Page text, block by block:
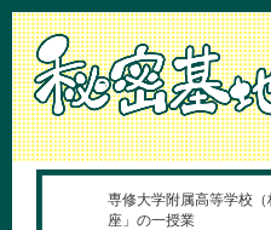
専修大学附属高等学校
座」の一授業